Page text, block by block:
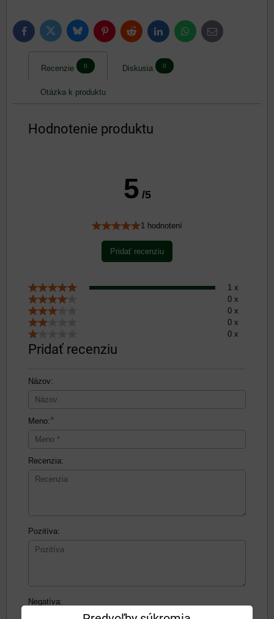
FacebookTwitter BlueskyPinterestReddit LinkedInWhatsApp
E-
mail
Recenzie 0 Diskusia 0
Otázka k produktu
Hodnotenie produktu
5 /5
1 hodnotení
Pridať recenziu
1 x
0 x
0 x
0 x
0 x
Pridať recenziu
Názov:
Meno:*
Recenzia:
Pozitíva:
Negatíva: